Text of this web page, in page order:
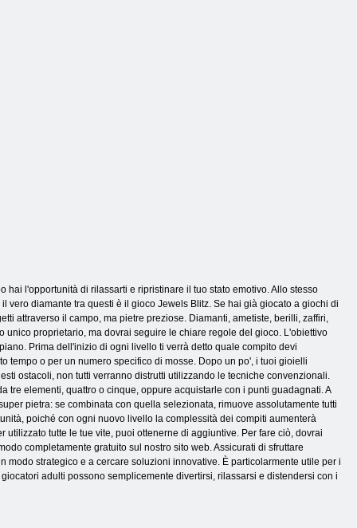
l'opportunità di rilassarti e ripristinare il tuo stato emotivo. Allo stesso
diamante tra questi è il gioco Jewels Blitz. Se hai già giocato a giochi di
attraverso il campo, ma pietre preziose. Diamanti, ametiste, berilli, zaffiri,
proprietario, ma dovrai seguire le chiare regole del gioco. L'obiettivo
Prima dell'inizio di ogni livello ti verrà detto quale compito devi
tempo o per un numero specifico di mosse. Dopo un po', i tuoi gioielli
ostacoli, non tutti verranno distrutti utilizzando le tecniche convenzionali.
elementi, quattro o cinque, oppure acquistarle con i punti guadagnati. A
pietra: se combinata con quella selezionata, rimuove assolutamente tutti
poiché con ogni nuovo livello la complessità dei compiti aumenterà
tutte le tue vite, puoi ottenerne di aggiuntive. Per fare ciò, dovrai
completamente gratuito sul nostro sito web. Assicurati di sfruttare
strategico e a cercare soluzioni innovative. È particolarmente utile per i
adulti possono semplicemente divertirsi, rilassarsi e distendersi con i